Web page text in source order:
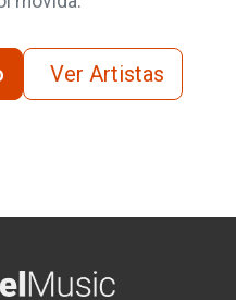
Ver Artistas